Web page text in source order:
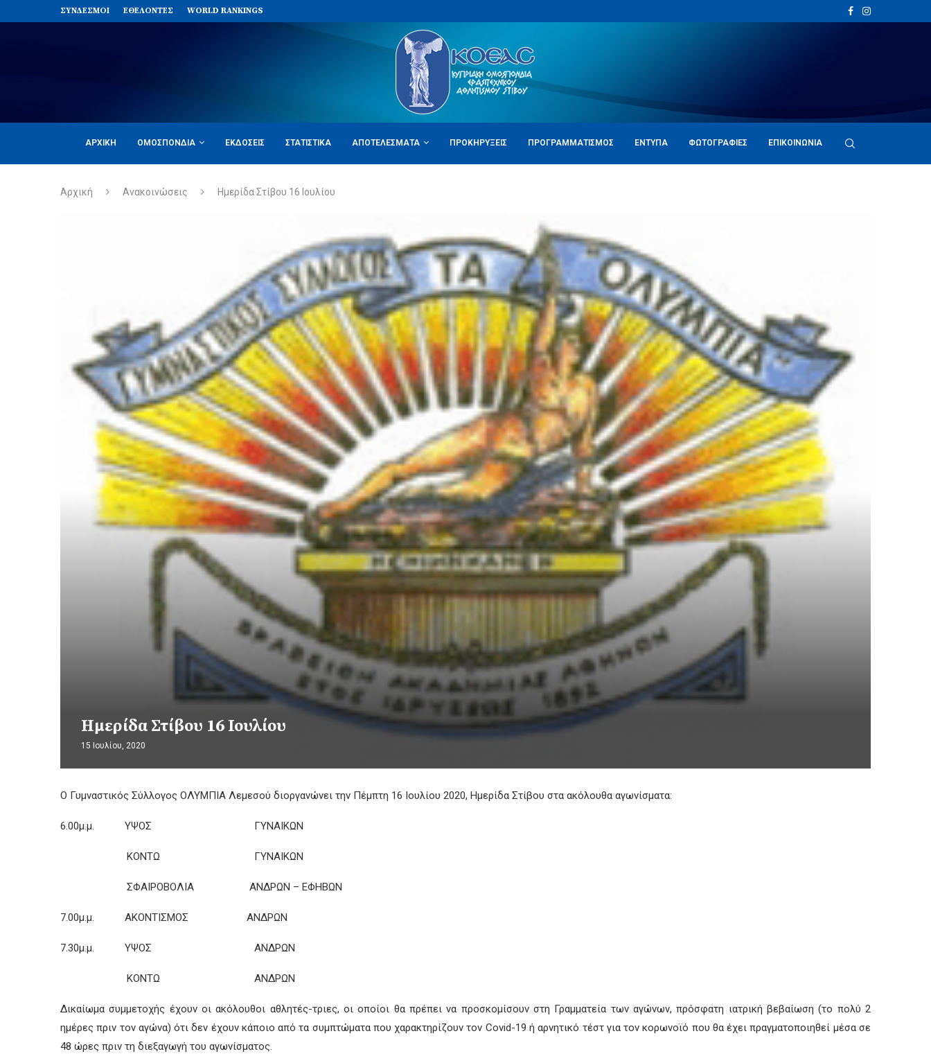
ΣΥΝΔΈΣΜΟΙ ΕΘΕΛΟΝΤΈΣ WORLD RANKINGS
ΑΡΧΙΚΉ ΟΜΟΣΠΟΝΔΊΑ ΕΚΔΌΣΕΙΣ ΣΤΑΤΙΣΤΙΚΆ ΑΠΟΤΕΛΈΣΜΑΤΑ ΠΡΟΚΗΡΎΞΕΙΣ ΠΡΟΓΡΑΜΜΑΤΙΣΜΌΣ ΈΝΤΥΠΑ ΦΩΤΟΓΡΑΦΊΕΣ ΕΠΙΚΟΙΝΩΝΊΑ
Αρχική Ανακοινώσεις Ημερίδα Στίβου 16 Ιουλίου
Ημερίδα Στίβου 16 Ιουλίου
15 Ιουλίου, 2020
Ο Γυμναστικός Σύλλογος ΟΛΥΜΠΙΑ Λεμεσού διοργανώνει την Πέμπτη 16 Ιουλίου 2020, Ημερίδα Στίβου στα ακόλουθα αγωνίσματα:
6.00μ.μ. ΥΨΟΣ ΓΥΝΑΙΚΩΝ
ΚΟΝΤΩ ΓΥΝΑΙΚΩΝ
ΣΦΑΙΡΟΒΟΛΙΑ ΑΝΔΡΩΝ – ΕΦΗΒΩΝ
7.00μ.μ. ΑΚΟΝΤΙΣΜΟΣ ΑΝΔΡΩΝ
7.30μ.μ. ΥΨΟΣ ΑΝΔΡΩΝ
ΚΟΝΤΩ ΑΝΔΡΩΝ
Δικαίωμα συμμετοχής έχουν οι ακόλουθοι αθλητές-τριες, οι οποίοι θα πρέπει να προσκομίσουν στη Γραμματεία των αγώνων, πρόσφατη ιατρική βεβαίωση (το πολύ 2
ημέρες πριν τον αγώνα) ότι δεν έχουν κάποιο από τα συμπτώματα που χαρακτηρίζουν τον Covid-19 ή αρνητικό τέστ για τον κορωνοϊό που θα έχει πραγματοποιηθεί μέσα σε
48 ώρες πριν τη διεξαγωγή του αγωνίσματος.